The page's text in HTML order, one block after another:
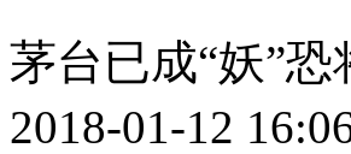
茅台已成“妖”恐
2018-01-12